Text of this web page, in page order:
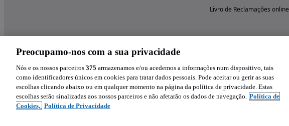
Livro de Reclamações online
Preocupamo-nos com a sua privacidade
Nós e os nossos parceiros 375 armazenamos e/ou acedemos a informações num dispositivo, tais
como identificadores únicos em cookies para tratar dados pessoais. Pode aceitar ou gerir as suas
escolhas clicando abaixo ou em qualquer momento na página da política de privacidade. Estas
escolhas serão sinalizadas aos nossos parceiros e não afetarão os dados de navegação. Política de
Cookies, Política de Privacidade